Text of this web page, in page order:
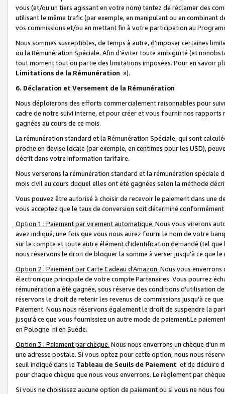
vous (et/ou un tiers agissant en votre nom) tentez de réclamer des
utilisant le même trafic (par exemple, en manipulant ou en combinant
vos commissions et/ou en mettant fin à votre participation au
Nous sommes susceptibles, de temps à autre, d'imposer certaines
ou la Rémunération Spéciale. Afin d'éviter toute ambiguïté (et
tout moment tout ou partie des limitations imposées. Pour en savoir
Limitations de la Rémunération »).
6. Déclaration et Versement de la Rémunération
Nous déploierons des efforts commercialement raisonnables pour
cadre de notre suivi interne, et pour créer et vous fournir nos
gagnées au cours de ce mois.
La rémunération standard et la Rémunération Spéciale, qui sont
proche en devise locale (par exemple, en centimes pour les USD),
décrit dans votre information tarifaire.
Nous verserons la rémunération standard et la rémunération spéciale
mois civil au cours duquel elles ont été gagnées selon la méthode
Vous pouvez être autorisé à choisir de recevoir le paiement dans une
vous acceptez que le taux de conversion soit déterminé
Option 1 : Paiement par virement automatique. Nous vous virerons
avez indiqué, une fois que vous nous aurez fourni le nom de votre
sur le compte et toute autre élément d'identification demandé (tel que
nous réservons le droit de bloquer la somme à verser jusqu'à ce que
Option 2 : Paiement par Carte Cadeau d’Amazon. Nous vous
électronique principale de votre compte Partenaires. Vous pourrez
rémunération a été gagnée, sous réserve des conditions d'utilisation
réservons le droit de retenir les revenus de commissions jusqu'à ce
Paiement. Nous nous réservons également le droit de suspendre la
jusqu'à ce que vous fournissiez un autre mode de paiement.Le
en Pologne ni en Suède.
Option 3 : Paiement par chèque. Nous nous enverrons un chèque d'un
une adresse postale. Si vous optez pour cette option, nous nous
seuil indiqué dans le Tableau de Seuils de Paiement et de déduire
pour chaque chèque que nous vous enverrons. Le règlement par
Si vous ne choisissez aucune option de paiement ou si vous ne nous